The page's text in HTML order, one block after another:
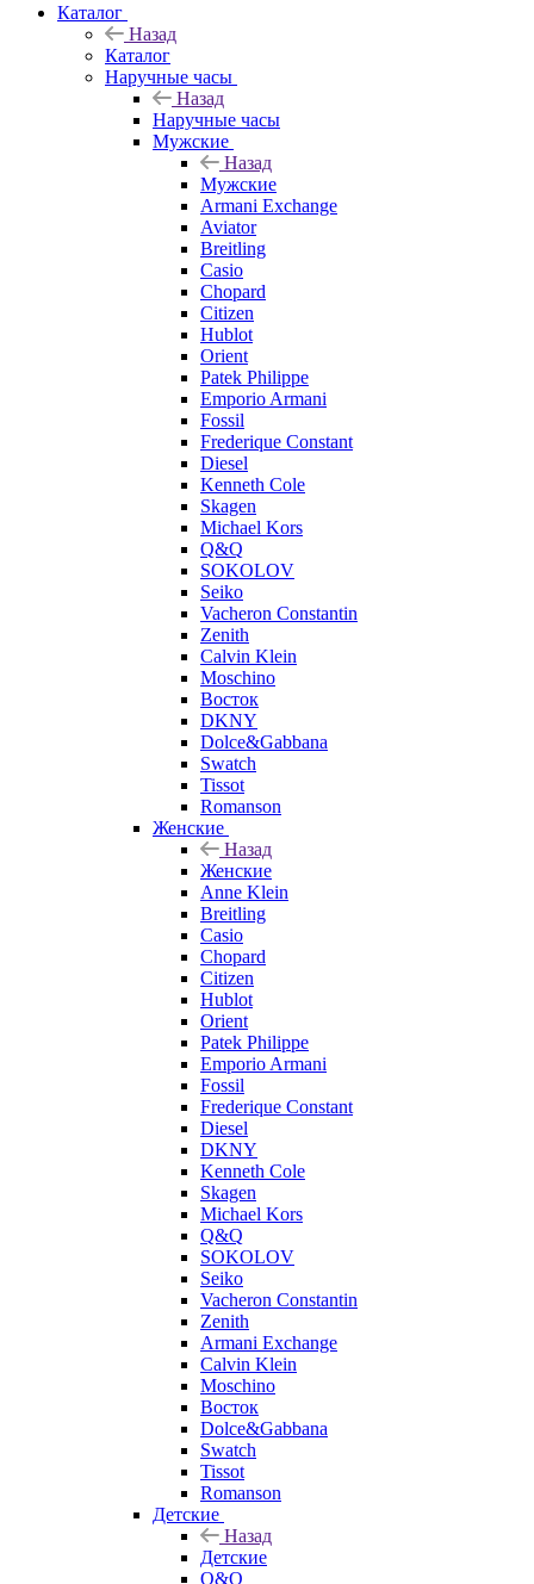
Каталог
Назад
Каталог
Наручные часы
Назад
Наручные часы
Мужские
Назад
Мужские
Armani Exchange
Aviator
Breitling
Casio
Chopard
Citizen
Hublot
Orient
Patek Philippe
Emporio Armani
Fossil
Frederique Constant
Diesel
Kenneth Cole
Skagen
Michael Kors
Q&Q
SOKOLOV
Seiko
Vacheron Constantin
Zenith
Calvin Klein
Moschino
Восток
DKNY
Dolce&Gabbana
Swatch
Tissot
Romanson
Женские
Назад
Женские
Anne Klein
Breitling
Casio
Chopard
Citizen
Hublot
Orient
Patek Philippe
Emporio Armani
Fossil
Frederique Constant
Diesel
DKNY
Kenneth Cole
Skagen
Michael Kors
Q&Q
SOKOLOV
Seiko
Vacheron Constantin
Zenith
Armani Exchange
Calvin Klein
Moschino
Восток
Dolce&Gabbana
Swatch
Tissot
Romanson
Детские
Назад
Детские
Q&Q